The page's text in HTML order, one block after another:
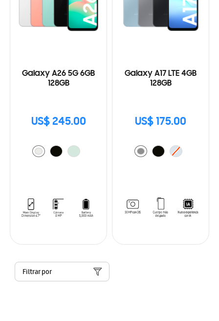
Galaxy A26 5G 6GB
128GB
US$ 245.00
Galaxy A17 LTE 4GB
128GB
US$ 175.00
Filtrar por